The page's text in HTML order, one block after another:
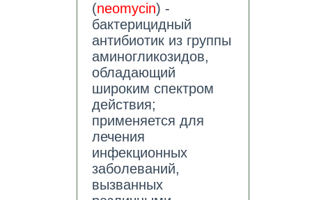
(neomycin) -
бактерицидный
антибиотик из группы
аминогликозидов,
обладающий
широким спектром
действия;
применяется для
лечения
инфекционных
заболеваний,
вызванных